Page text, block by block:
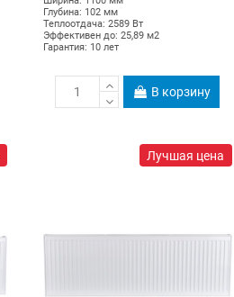
Глубина: 102 мм
Теплоотдача: 2589 Вт
Эффективен до: 25,89 м2
Гарантия: 10 лет
В корзину
Лучшая цена